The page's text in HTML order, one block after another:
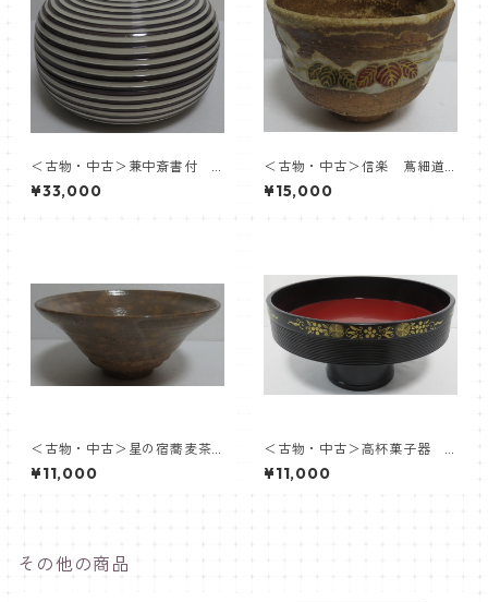
＜古物・中古＞兼中斎書付
膳所焼 交趾釉 筋糸目喰籠 陽
炎園
¥33,000
＜古物・中古＞信楽 蔦細道
茶盌 徳力孫三郎
¥15,000
＜古物・中古＞星の宿蕎麦茶
盌 中村与平
¥11,000
＜古物・中古＞高杯菓子器
象彦
¥11,000
その他の商品